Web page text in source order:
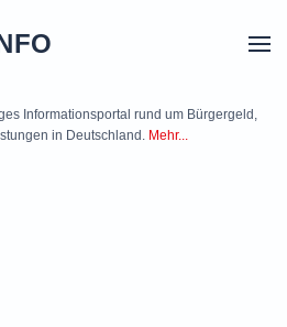
Informationsportal rund um Bürgergeld,
in Deutschland. Mehr...